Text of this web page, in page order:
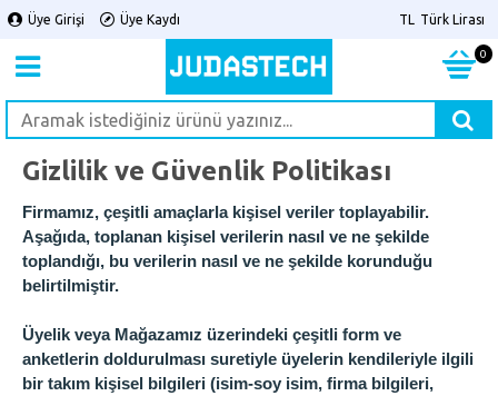
Üye Girişi Üye Kaydı TL Türk Lirası
0
Gizlilik ve Güvenlik Politikası
Firmamız, çeşitli amaçlarla kişisel veriler toplayabilir.
Aşağıda, toplanan kişisel verilerin nasıl ve ne şekilde
toplandığı, bu verilerin nasıl ve ne şekilde korunduğu
belirtilmiştir.
Üyelik veya Mağazamız üzerindeki çeşitli form ve
anketlerin doldurulması suretiyle üyelerin kendileriyle ilgili
bir takım kişisel bilgileri (isim-soy isim, firma bilgileri,